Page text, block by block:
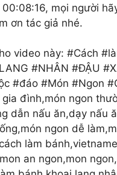
mọi người
ơn tác giả nhé.
video này: #Cách
#NHÂN #ÐẬU
#đáo #Món #Ngon
gia đình,món ngon
dẫn nấu ăn,dạy nấu
ngon dễ
làm
an ngon,mon